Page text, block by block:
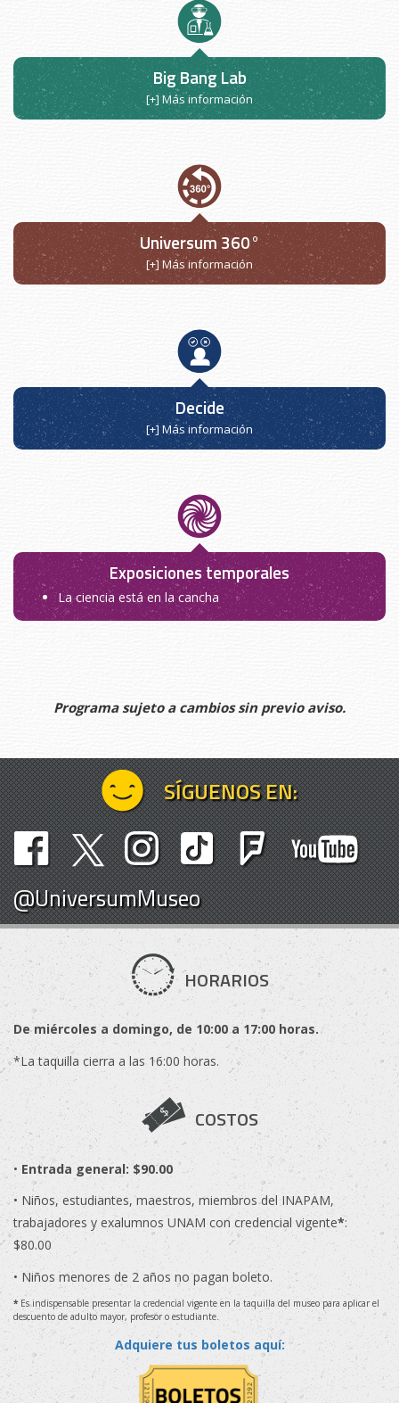
Big Bang Lab
[+] Más información
Universum 360°
[+] Más información
Decide
[+] Más información
Exposiciones temporales
La ciencia está en la cancha
Programa sujeto a cambios sin previo aviso.
SÍGUENOS EN:
@UniversumMuseo
HORARIOS
De miércoles a domingo, de 10:00 a 17:00 horas.
*La taquilla cierra a las 16:00 horas.
COSTOS
• Entrada general: $90.00
• Niños, estudiantes, maestros, miembros del INAPAM,
trabajadores y exalumnos UNAM con credencial vigente*:
$80.00
• Niños menores de 2 años no pagan boleto.
* Es indispensable presentar la credencial vigente en la taquilla del museo para aplicar el
descuento de adulto mayor, profesor o estudiante.
Adquiere tus boletos aquí: